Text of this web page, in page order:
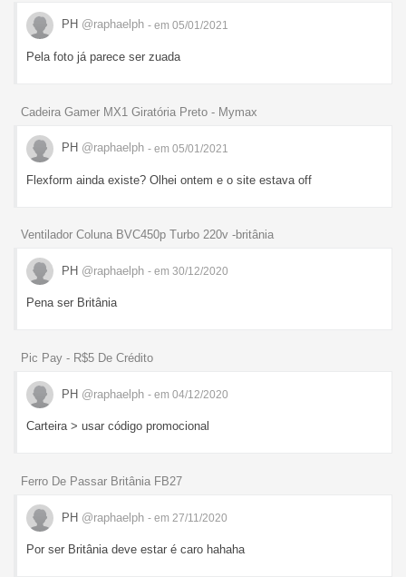
PH @raphaelph - em 05/01/2021
Pela foto já parece ser zuada
Cadeira Gamer MX1 Giratória Preto - Mymax
PH @raphaelph - em 05/01/2021
Flexform ainda existe? Olhei ontem e o site estava off
Ventilador Coluna BVC450p Turbo 220v -britânia
PH @raphaelph - em 30/12/2020
Pena ser Britânia
Pic Pay - R$5 De Crédito
PH @raphaelph - em 04/12/2020
Carteira > usar código promocional
Ferro De Passar Britânia FB27
PH @raphaelph - em 27/11/2020
Por ser Britânia deve estar é caro hahaha